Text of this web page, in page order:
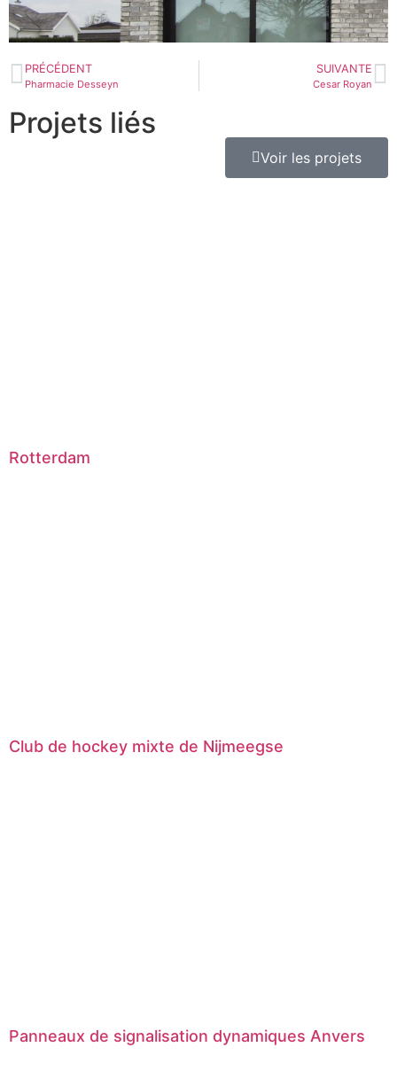
PRÉCÉDENT
Pharmacie Desseyn
SUIVANTE
Cesar Royan
Projets liés
Voir les projets
Rotterdam
Club de hockey mixte de Nijmeegse
Panneaux de signalisation dynamiques Anvers